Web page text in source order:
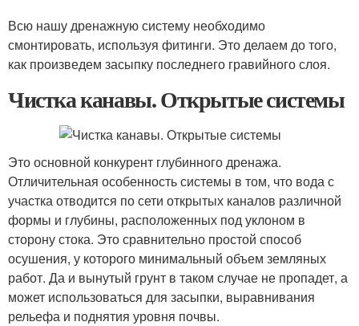
Всю нашу дренажную систему необходимо
смонтировать, используя фитинги. Это делаем до того,
как произведем засыпку последнего гравийного слоя.
Чистка канавы. Открытые системы
Это основной конкурент глубинного дренажа.
Отличительная особенность системы в том, что вода с
участка отводится по сети открытых каналов различной
формы и глубины, расположенных под уклоном в
сторону стока. Это сравнительно простой способ
осушения, у которого минимальный объем земляных
работ. Да и вынутый грунт в таком случае не пропадет, а
может использоваться для засыпки, выравнивания
рельефа и поднятия уровня почвы.